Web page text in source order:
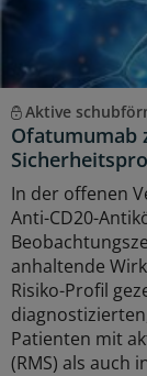
Aktive
Ofatumumab
In der offenen
Anti-CD20-
anhaltende
Risiko-Profil
Patienten mit
(RMS) als auch